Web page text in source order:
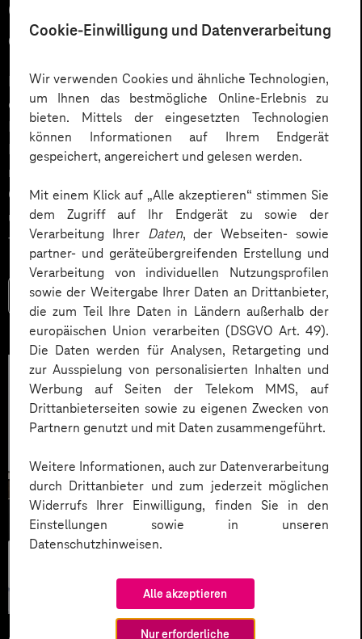
Cookie-Einwilligung und Datenverarbeitung
Wir verwenden Cookies und ähnliche Technologien,
um Ihnen das bestmögliche Online-Erlebnis zu
bieten. Mittels der eingesetzten Technologien
können Informationen auf Ihrem Endgerät
gespeichert, angereichert und gelesen werden.
Mit einem Klick auf „Alle akzeptieren“ stimmen Sie
dem Zugriff auf Ihr Endgerät zu sowie der
Verarbeitung Ihrer Daten, der Webseiten- sowie
partner- und geräteübergreifenden Erstellung und
Verarbeitung von individuellen Nutzungsprofilen
sowie der Weitergabe Ihrer Daten an Drittanbieter,
die zum Teil Ihre Daten in Ländern außerhalb der
europäischen Union verarbeiten (DSGVO Art. 49).
Die Daten werden für Analysen, Retargeting und
zur Ausspielung von personalisierten Inhalten und
Werbung auf Seiten der Telekom MMS, auf
Drittanbieterseiten sowie zu eigenen Zwecken von
Partnern genutzt und mit Daten zusammengeführt.
Weitere Informationen, auch zur Datenverarbeitung
durch Drittanbieter und zum jederzeit möglichen
Widerrufs Ihrer Einwilligung, finden Sie in den
Einstellungen sowie in unseren
Datenschutzhinweisen.
Alle akzeptieren
Nur erforderliche
Cases, KPIs und Governance
entlang der Employee Journey
KI‑Agenten im HR sind mehr als Chatbots: Sie
orchestrieren Prozesse entlang der gesamten
Employee Journey und schaffen messbaren Business
Impact. Der Beitrag zeigt konkrete Use Cases,
relevante KPIs für den Mittelstand sowie
Governance‑Leitplanken zu EU AI Act und DSGVO –
und liefert ein praxisnahes Priorisierungsframework
für HR‑Entscheider*innen.
Mehr lesen
Künstliche